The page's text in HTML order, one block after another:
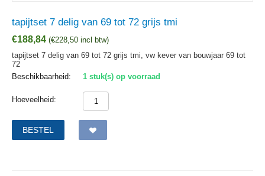
tapijtset 7 delig van 69 tot 72 grijs tmi
€188,84 (€228,50 incl btw)
tapijtset 7 delig van 69 tot 72 grijs tmi, vw kever van bouwjaar 69 tot
72
Beschikbaarheid:
1 stuk(s) op voorraad
Hoeveelheid:
BESTEL